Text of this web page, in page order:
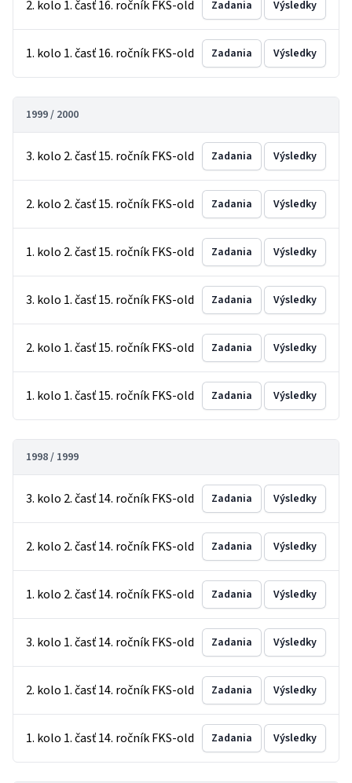
2. kolo 1. časť 16. ročník FKS-old Zadania Výsledky
1. kolo 1. časť 16. ročník FKS-old Zadania Výsledky
1999 / 2000
3. kolo 2. časť 15. ročník FKS-old Zadania Výsledky
2. kolo 2. časť 15. ročník FKS-old Zadania Výsledky
1. kolo 2. časť 15. ročník FKS-old Zadania Výsledky
3. kolo 1. časť 15. ročník FKS-old Zadania Výsledky
2. kolo 1. časť 15. ročník FKS-old Zadania Výsledky
1. kolo 1. časť 15. ročník FKS-old Zadania Výsledky
1998 / 1999
3. kolo 2. časť 14. ročník FKS-old Zadania Výsledky
2. kolo 2. časť 14. ročník FKS-old Zadania Výsledky
1. kolo 2. časť 14. ročník FKS-old Zadania Výsledky
3. kolo 1. časť 14. ročník FKS-old Zadania Výsledky
2. kolo 1. časť 14. ročník FKS-old Zadania Výsledky
1. kolo 1. časť 14. ročník FKS-old Zadania Výsledky